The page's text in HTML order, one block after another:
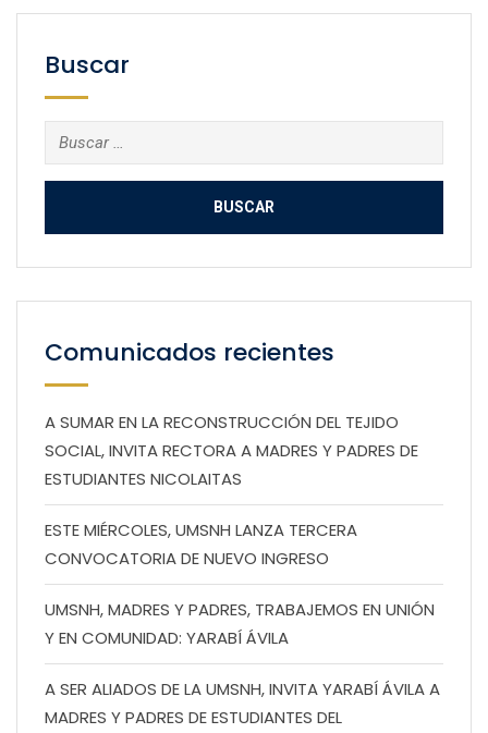
Buscar
Buscar:
Comunicados recientes
A SUMAR EN LA RECONSTRUCCIÓN DEL TEJIDO
SOCIAL, INVITA RECTORA A MADRES Y PADRES DE
ESTUDIANTES NICOLAITAS
ESTE MIÉRCOLES, UMSNH LANZA TERCERA
CONVOCATORIA DE NUEVO INGRESO
UMSNH, MADRES Y PADRES, TRABAJEMOS EN UNIÓN
Y EN COMUNIDAD: YARABÍ ÁVILA
A SER ALIADOS DE LA UMSNH, INVITA YARABÍ ÁVILA A
MADRES Y PADRES DE ESTUDIANTES DEL